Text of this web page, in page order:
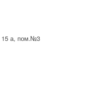
15 а, пом.№3